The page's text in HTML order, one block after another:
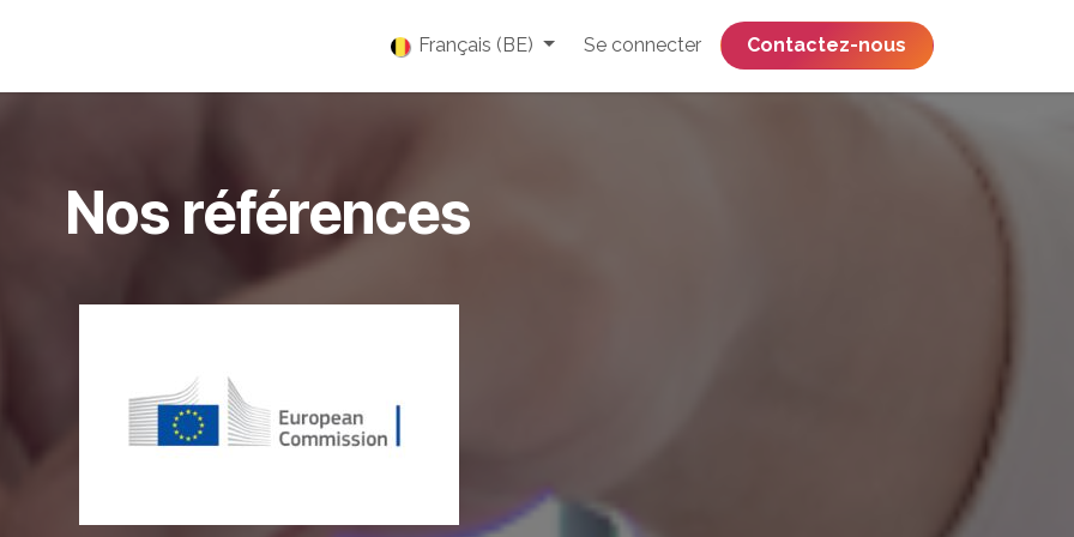
Français (BE) Se connecter ​​​​​​​​​​​​​​​​Contactez-nous
Nos références